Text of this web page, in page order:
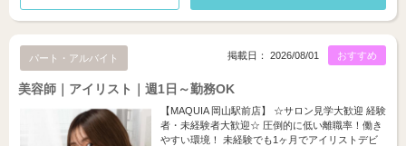
パート・アルバイト おすすめ
掲載日： 2026/08/01
美容師｜アイリスト｜週1日～勤務OK
【MAQUIA 岡山駅前店】 ☆サロン見学大歓迎 経験
者・未経験者大歓迎☆ 圧倒的に低い離職率！働き
やすい環境！ 未経験でも1ヶ月でアイリストデビ